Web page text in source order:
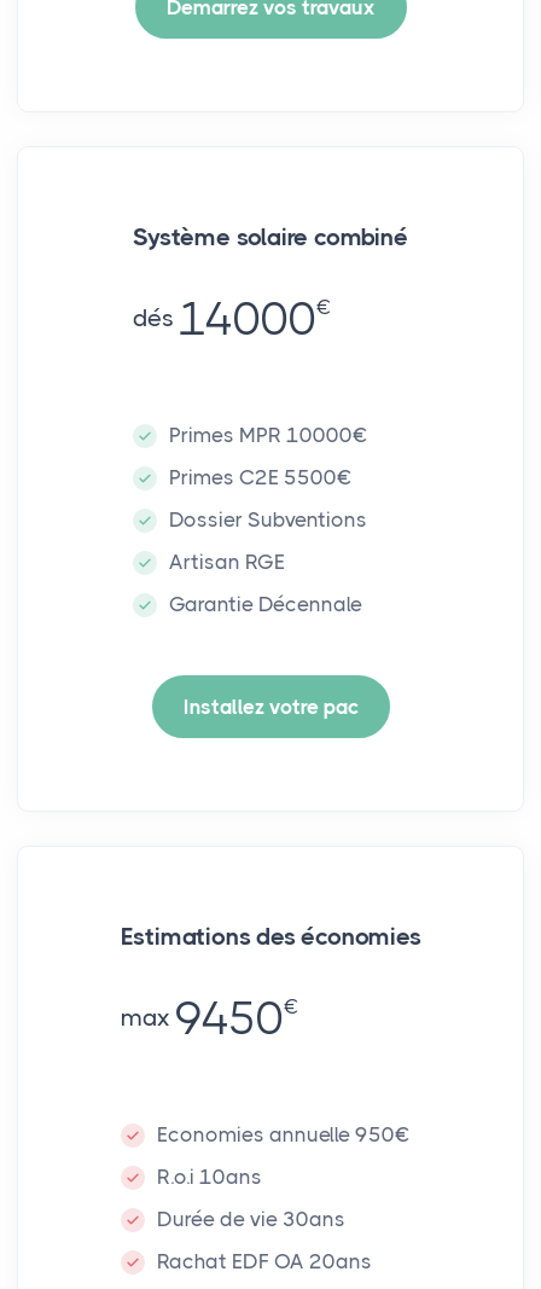
Demarrez vos travaux
Système solaire combiné
dés 14000€
Primes MPR 10000€
Primes C2E 5500€
Dossier Subventions
Artisan RGE
Garantie Décennale
Installez votre pac
Estimations des économies
max 9450€
Economies annuelle 950€
R.o.i 10ans
Durée de vie 30ans
Rachat EDF OA 20ans